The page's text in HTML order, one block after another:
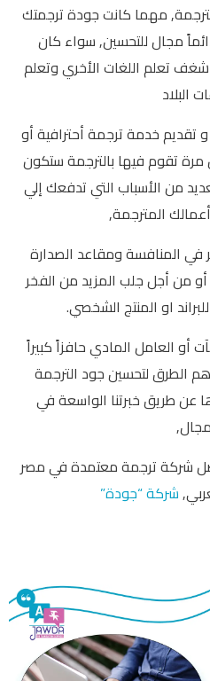
مهما كانت جودة ترجمتك
مجال للتحسين, سواء كان
تعلم اللغات الأخري وتعلم
البلاد
خدمة ترجمة أحترافية أو
تقوم فيها بالترجمة ستكون
من الأسباب التي تدفعك إلي
المترجمة,
المنافسة ومقاعد الصدارة
من أجل جلب المزيد من الفخر
او المنتج الشخصي.
العامل المادي حافزاً كبيراً
الطرق لتحسين جود الترجمة
عن طريق خبرتنا الواسعة في
شركة ترجمة معتمدة في مصر
شركة “جودة”